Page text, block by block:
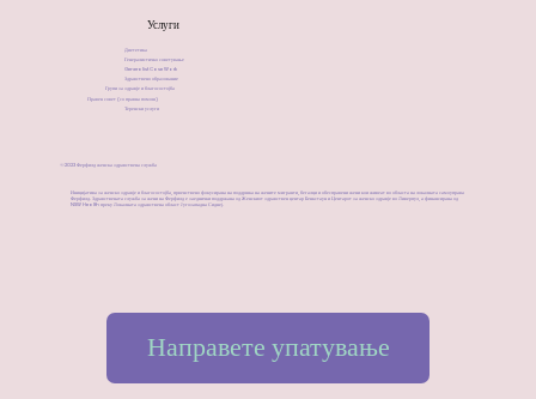
Услуги
Диететика
Генералистичко советување
Generalist Case Work
Здравствено образование
Групи за здравје и благосостојба
Правен совет (со правна помош)
Теренски услуги
Иницијатива за женско здравје и благосостојба, првенствено фокусирана на поддршка на жените мигранти, бегалци и обесправени жени кои живеат во областа на локалната самоуправа
Ферфилд. Здравствената служба за жени на Ферфилд е заеднички поддржана од Женскиот здравствен центар Бенкстаун и Центарот за женско здравје во Ливерпул, а финансирана од
NSW Health преку Локалната здравствена област Југозападна Сиднеј.
©2023 Ферфилд женска здравствена служба
Направете упатување